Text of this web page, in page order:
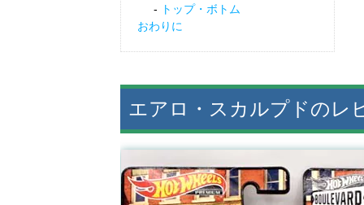
トップ・ボトム
おわりに
エアロ・スカルプドのレ